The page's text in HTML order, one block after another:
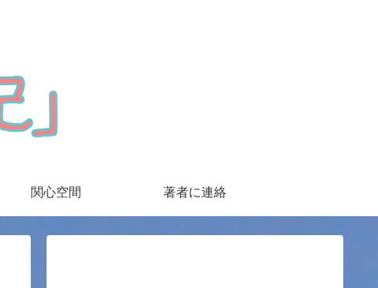
関心空間 著者に連絡